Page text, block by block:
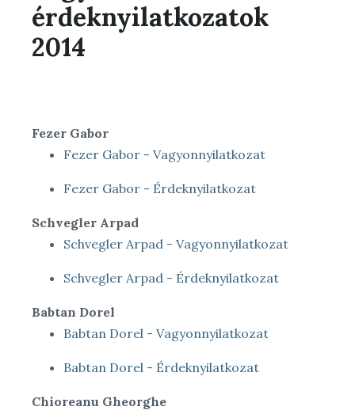
érdeknyilatkozatok
2014
Fezer Gabor
Fezer Gabor - Vagyonnyilatkozat
Fezer Gabor - Érdeknyilatkozat
Schvegler Arpad
Schvegler Arpad - Vagyonnyilatkozat
Schvegler Arpad - Érdeknyilatkozat
Babtan Dorel
Babtan Dorel - Vagyonnyilatkozat
Babtan Dorel - Érdeknyilatkozat
Chioreanu Gheorghe